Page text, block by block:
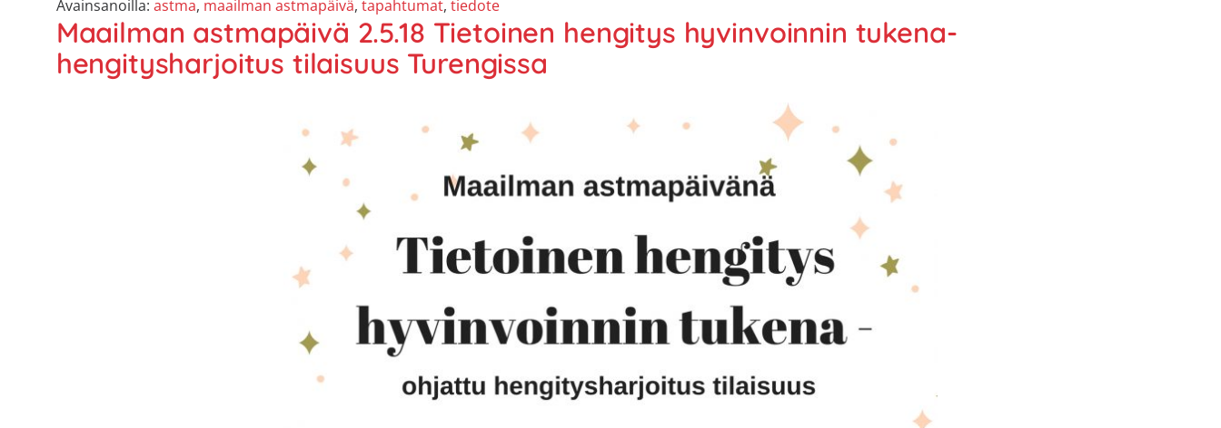
Avainsanoilla: astma, maailman astmapäivä, tapahtumat, tiedote
Maailman astmapäivä 2.5.18 Tietoinen hengitys hyvinvoinnin tukena-
hengitysharjoitus tilaisuus Turengissa